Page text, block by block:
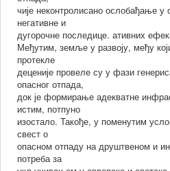
чије неконтролисано ослобађање
негативне и
дугорочне последице. ативних
Међутим, земље у развоју, међу
протекле
деценије провеле су у фази
опасног отпада,
док је формирање адекватне
истим, потпуно
изостало. Такође, у поменутим
свест о
опасном отпаду на друштвеном и
потреба за